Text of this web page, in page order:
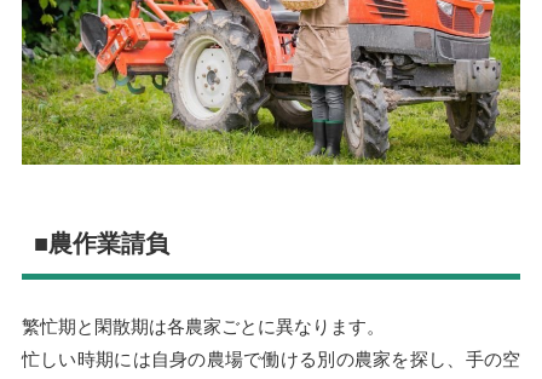
■農作業請負
繁忙期と閑散期は各農家ごとに異なります。
忙しい時期には自身の農場で働ける別の農家を探し、手の空